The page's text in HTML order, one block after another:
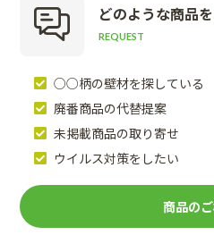
どのような商品を
REQUEST
○○柄の壁材を探している
廃番商品の代替提案
未掲載商品の取り寄せ
ウイルス対策をしたい
商品の